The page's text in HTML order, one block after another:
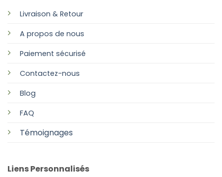
Livraison & Retour
A propos de nous
Paiement sécurisé
Contactez-nous
Blog
FAQ
Témoignages
Liens Personnalisés